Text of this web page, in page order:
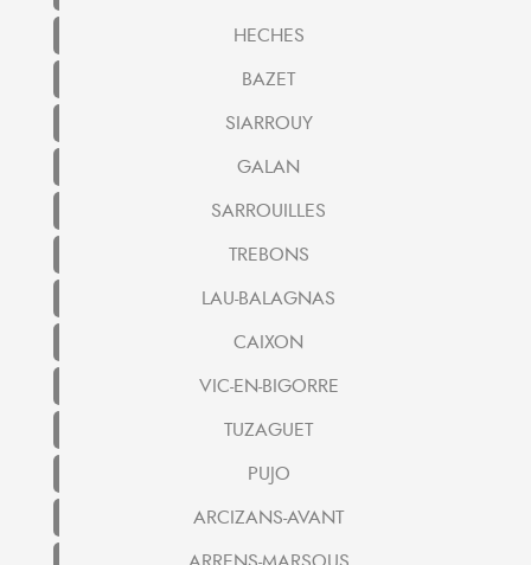
HECHES
BAZET
SIARROUY
GALAN
SARROUILLES
TREBONS
LAU-BALAGNAS
CAIXON
VIC-EN-BIGORRE
TUZAGUET
PUJO
ARCIZANS-AVANT